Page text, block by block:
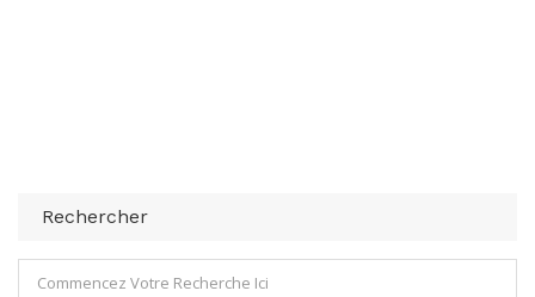
Rechercher